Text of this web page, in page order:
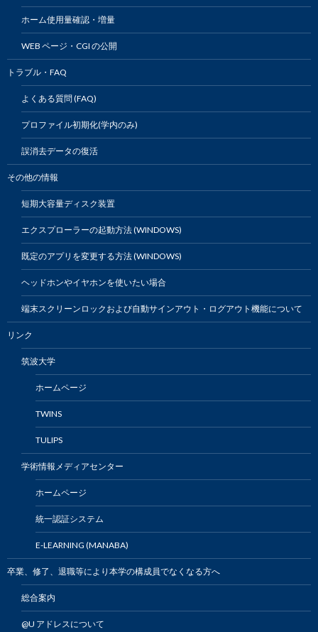
ホーム使用量確認・増量
WEB ページ・CGI の公開
トラブル・FAQ
よくある質問 (FAQ)
プロファイル初期化(学内のみ)
誤消去データの復活
その他の情報
短期大容量ディスク装置
エクスプローラーの起動方法 (WINDOWS)
既定のアプリを変更する方法 (WINDOWS)
ヘッドホンやイヤホンを使いたい場合
端末スクリーンロックおよび自動サインアウト・ログアウト機能について
リンク
筑波大学
ホームページ
TWINS
TULIPS
学術情報メディアセンター
ホームページ
統一認証システム
E-LEARNING (MANABA)
卒業、修了、退職等により本学の構成員でなくなる方へ
総合案内
@U アドレスについて